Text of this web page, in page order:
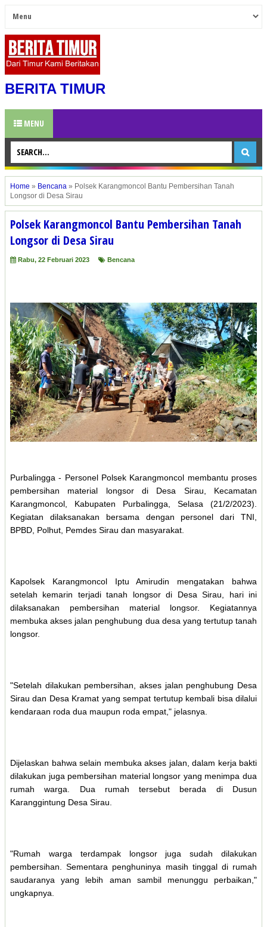
BERITA TIMUR
MENU
Home » Bencana » Polsek Karangmoncol Bantu Pembersihan Tanah
Longsor di Desa Sirau
Polsek Karangmoncol Bantu Pembersihan Tanah
Longsor di Desa Sirau
Rabu, 22 Februari 2023 Bencana
Purbalingga - Personel Polsek Karangmoncol membantu proses
pembersihan material longsor di Desa Sirau, Kecamatan
Karangmoncol, Kabupaten Purbalingga, Selasa (21/2/2023).
Kegiatan dilaksanakan bersama dengan personel dari TNI,
BPBD, Polhut, Pemdes Sirau dan masyarakat.
Kapolsek Karangmoncol Iptu Amirudin mengatakan bahwa
setelah kemarin terjadi tanah longsor di Desa Sirau, hari ini
dilaksanakan pembersihan material longsor. Kegiatannya
membuka akses jalan penghubung dua desa yang tertutup tanah
longsor.
"Setelah dilakukan pembersihan, akses jalan penghubung Desa
Sirau dan Desa Kramat yang sempat tertutup kembali bisa dilalui
kendaraan roda dua maupun roda empat," jelasnya.
Dijelaskan bahwa selain membuka akses jalan, dalam kerja bakti
dilakukan juga pembersihan material longsor yang menimpa dua
rumah warga. Dua rumah tersebut berada di Dusun
Karanggintung Desa Sirau.
"Rumah warga terdampak longsor juga sudah dilakukan
pembersihan. Sementara penghuninya masih tinggal di rumah
saudaranya yang lebih aman sambil menunggu perbaikan,"
ungkapnya.